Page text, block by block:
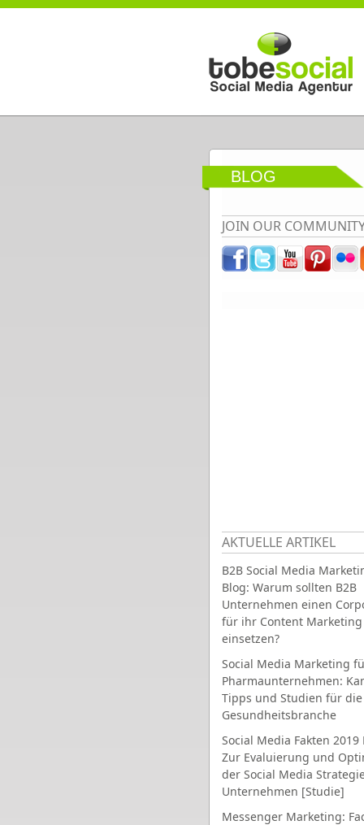
Direkt zum Inhalt
BLOG
JOIN OUR
AKTUELLE ARTIKEL
B2B Social Media
Blog: Warum sollten B2B
Unternehmen einen
für ihr Content Marketing
einsetzen?
Social Media Marketing
Pharmaunternehmen:
Tipps und Studien für die
Gesundheitsbranche
Social Media Fakten 2019
Zur Evaluierung und
der Social Media
Unternehmen [Studie]
Messenger Marketing: